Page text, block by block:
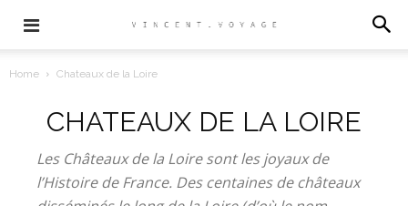
Home Chateaux de la Loire
CHATEAUX DE LA LOIRE
Les Châteaux de la Loire sont les joyaux de
l’Histoire de France. Des centaines de châteaux